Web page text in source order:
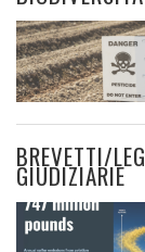
BREVETTI/
GIUDIZIARIE